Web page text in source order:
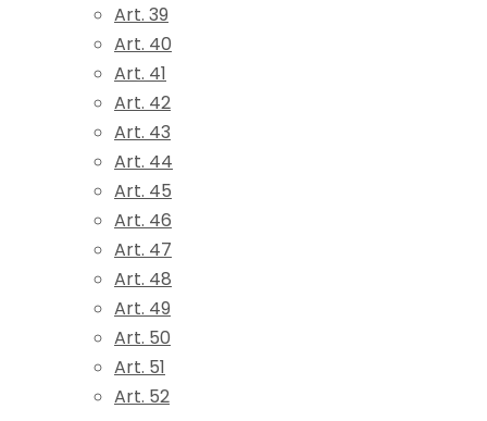
Art. 39
Art. 40
Art. 41
Art. 42
Art. 43
Art. 44
Art. 45
Art. 46
Art. 47
Art. 48
Art. 49
Art. 50
Art. 51
Art. 52